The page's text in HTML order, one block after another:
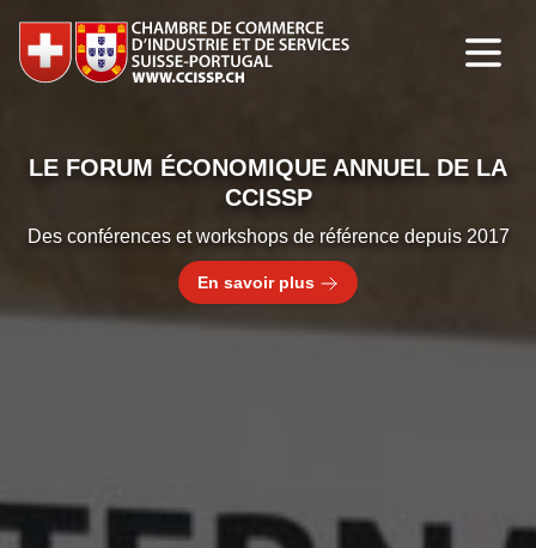
LE FORUM ÉCONOMIQUE ANNUEL DE LA
CCISSP
Des conférences et workshops de référence depuis 2017
En savoir plus